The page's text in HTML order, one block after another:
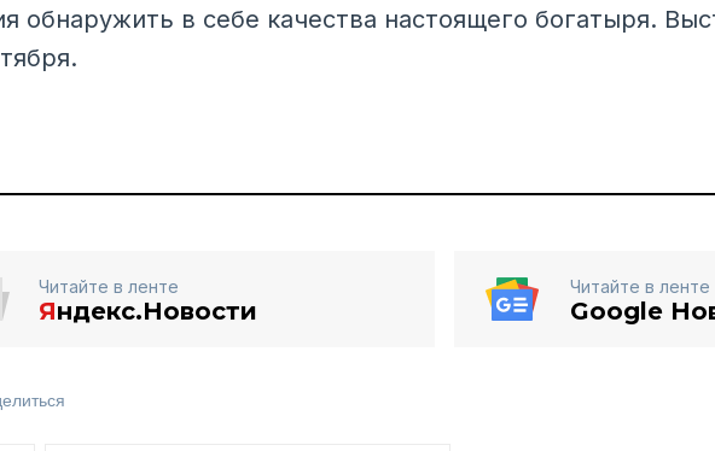
обнаружить в себе качества настоящего богатыря.
Читайте в ленте
Яндекс.Новости
Читайте в ленте
Google